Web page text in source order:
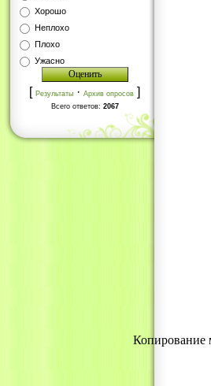
Хорошо
Неплохо
Плохо
Ужасно
[ Результаты · Архив опросов ]
Всего ответов: 2067
Копирование